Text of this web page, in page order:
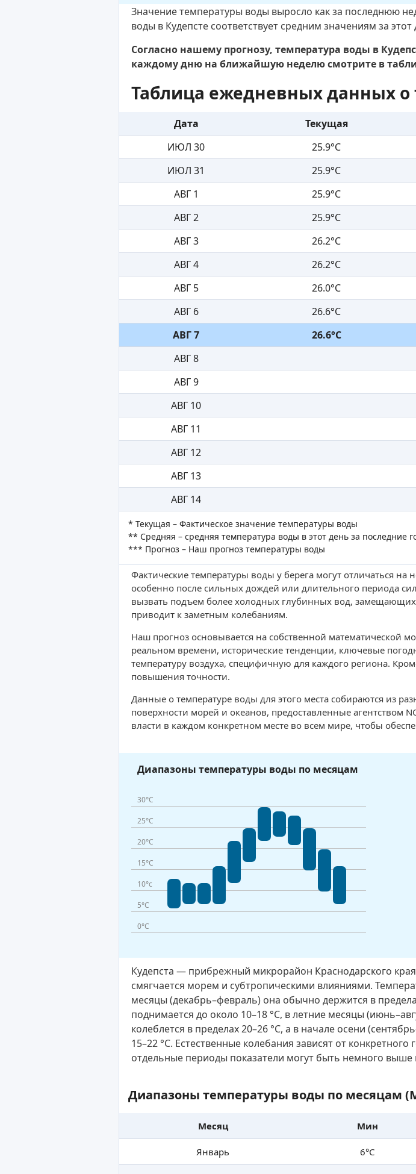
Значение температуры воды выросло как за последнюю
воды в Кудепсте соответствует средним значениям за
Согласно нашему прогнозу, температура воды в
каждому дню на ближайшую неделю смотрите в
Таблица ежедневных данных о
Дата Текущая
ИЮЛ 30
25.9°C
ИЮЛ 31
25.9°C
АВГ 1
25.9°C
АВГ 2
25.9°C
АВГ 3
26.2°C
АВГ 4
26.2°C
АВГ 5
26.0°C
АВГ 6
26.6°C
АВГ 7
26.6°C
АВГ 8
АВГ 9
АВГ 10
АВГ 11
АВГ 12
АВГ 13
АВГ 14
* Текущая – Фактическое значение температуры воды
** Средняя – средняя температура воды в этот день за последние
*** Прогноз – Наш прогноз температуры воды
Фактические температуры воды у берега могут отличаться на
особенно после сильных дождей или длительного периода
вызвать подъем более холодных глубинных вод,
приводит к заметным колебаниям.
Наш прогноз основывается на собственной
реальном времени, исторические тенденции, ключевые
температуру воздуха, специфичную для каждого региона.
повышения точности.
Данные о температуре воды для этого места собираются из
поверхности морей и океанов, предоставленные агентством
власти в каждом конкретном месте во всем мире, чтобы
Диапазоны температуры воды по месяцам
30°C
25°C
20°C
15°C
10°c
5°C
0°C
Кудепста — прибрежный микрорайон Краснодарского
смягчается морем и субтропическими влияниями.
месяцы (декабрь–февраль) она обычно держится в
поднимается до около 10–18 °C, в летние месяцы
колеблется в пределах 20–26 °C, а в начале осени
15–22 °C. Естественные колебания зависят от
отдельные периоды показатели могут быть немного
Диапазоны температуры воды по месяцам
Месяц Мин
Январь 6°C